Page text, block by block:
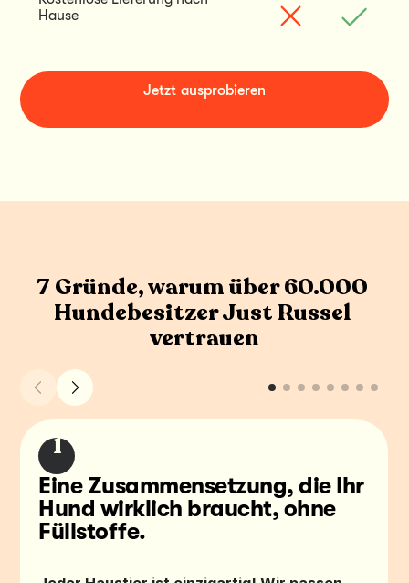
Hause
Jetzt ausprobieren
7 Gründe, warum über 60.000
Hundebesitzer Just Russel
vertrauen
1
Eine Zusammensetzung, die Ihr
Hund wirklich braucht, ohne
Füllstoffe.